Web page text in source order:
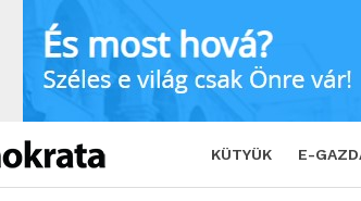
KÜTYÜK E-